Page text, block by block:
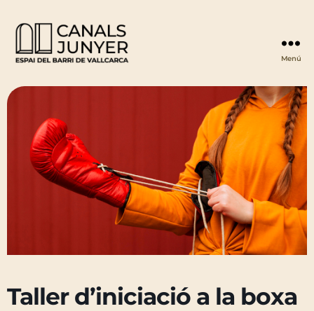
Canals
Menú
Taller d’iniciació a la boxa